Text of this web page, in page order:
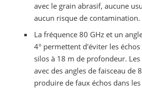
avec le grain abrasif, aucune
aucun risque de contamination.
La fréquence 80 GHz et un
4° permettent d'éviter les
silos à 18 m de profondeur.
avec des angles de faisceau de
produire de faux échos dans